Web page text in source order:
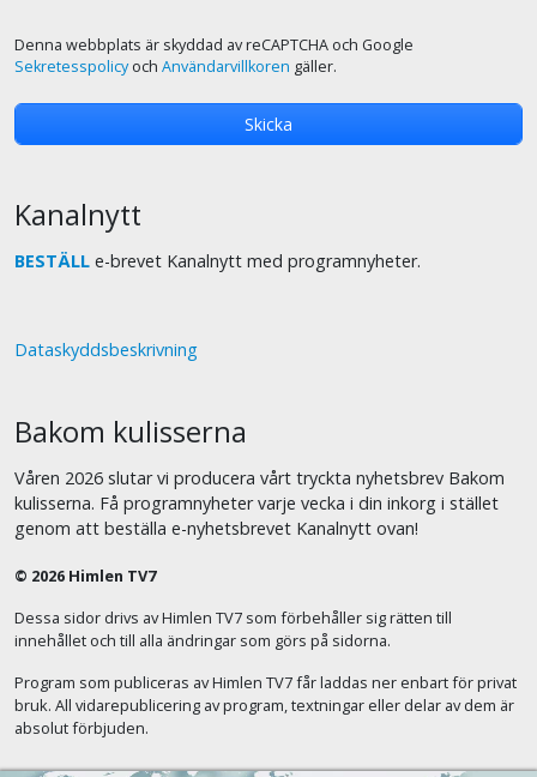
Denna webbplats är skyddad av reCAPTCHA och Google
Sekretesspolicyoch Användarvillkoren gäller.
Kanalnytt
BESTÄLL e-brevet Kanalnytt med programnyheter.
Dataskyddsbeskrivning
Bakom kulisserna
Våren 2026 slutar vi producera vårt tryckta nyhetsbrev Bakom
kulisserna. Få programnyheter varje vecka i din inkorg i stället
genom att beställa e-nyhetsbrevet Kanalnytt ovan!
© 2026 Himlen TV7
Dessa sidor drivs av Himlen TV7 som förbehåller sig rätten till
innehållet och till alla ändringar som görs på sidorna.
Program som publiceras av Himlen TV7 får laddas ner enbart för privat
bruk. All vidarepublicering av program, textningar eller delar av dem är
absolut förbjuden.